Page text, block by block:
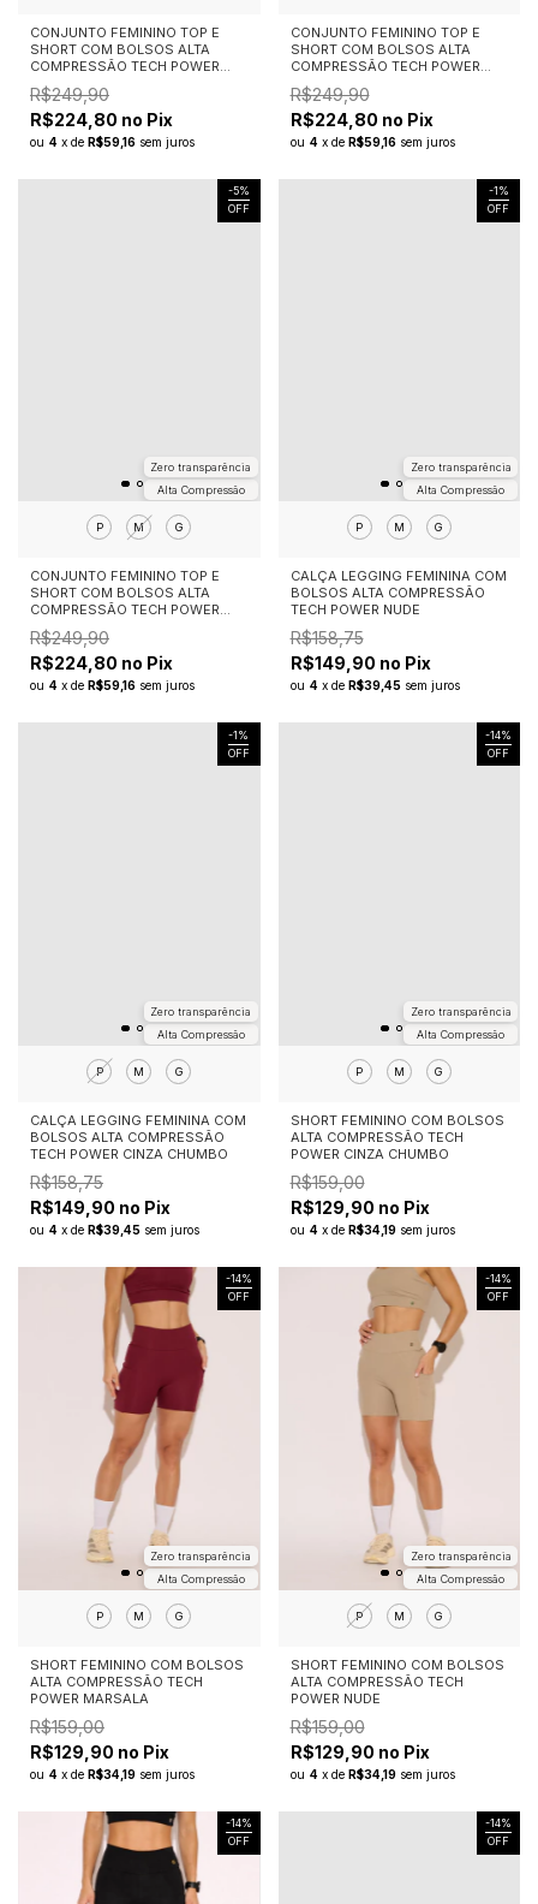
CONJUNTO FEMININO TOP E
SHORT COM BOLSOS ALTA
COMPRESSÃO TECH POWER
NUDE
R$249,90
R$224,80 no Pix
ou 4 x de R$59,16 sem juros
CONJUNTO FEMININO TOP E
SHORT COM BOLSOS ALTA
COMPRESSÃO TECH POWER
CINZA CHUMBO
R$249,90
R$224,80 no Pix
ou 4 x de R$59,16 sem juros
-5%
OFF
Alta Compressão
Zero transparência
P M G
CONJUNTO FEMININO TOP E
SHORT COM BOLSOS ALTA
COMPRESSÃO TECH POWER
AZUL CLARO
R$249,90
R$224,80 no Pix
ou 4 x de R$59,16 sem juros
-1%
OFF
Alta Compressão
Zero transparência
P M G
CALÇA LEGGING FEMININA COM
BOLSOS ALTA COMPRESSÃO
TECH POWER NUDE
R$158,75
R$149,90 no Pix
ou 4 x de R$39,45 sem juros
-1%
OFF
Alta Compressão
Zero transparência
P M G
CALÇA LEGGING FEMININA COM
BOLSOS ALTA COMPRESSÃO
TECH POWER CINZA CHUMBO
R$158,75
R$149,90 no Pix
ou 4 x de R$39,45 sem juros
-14%
OFF
Alta Compressão
Zero transparência
P M G
SHORT FEMININO COM BOLSOS
ALTA COMPRESSÃO TECH
POWER CINZA CHUMBO
R$159,00
R$129,90 no Pix
ou 4 x de R$34,19 sem juros
-14%
OFF
Alta Compressão
Zero transparência
P M G
SHORT FEMININO COM BOLSOS
ALTA COMPRESSÃO TECH
POWER MARSALA
R$159,00
R$129,90 no Pix
ou 4 x de R$34,19 sem juros
-14%
OFF
Alta Compressão
Zero transparência
P M G
SHORT FEMININO COM BOLSOS
ALTA COMPRESSÃO TECH
POWER NUDE
R$159,00
R$129,90 no Pix
ou 4 x de R$34,19 sem juros
-14%
OFF
-14%
OFF